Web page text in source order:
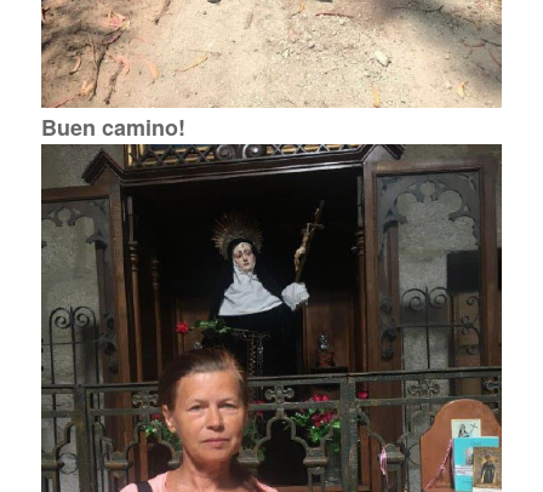
Buen camino!